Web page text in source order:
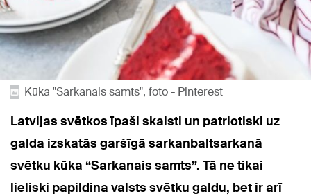
Kūka "Sarkanais samts", foto - Pinterest
Latvijas svētkos īpaši skaisti un patriotiski uz
galda izskatās garšīgā sarkanbaltsarkanā
svētku kūka “Sarkanais samts”. Tā ne tikai
lieliski papildina valsts svētku galdu, bet ir arī